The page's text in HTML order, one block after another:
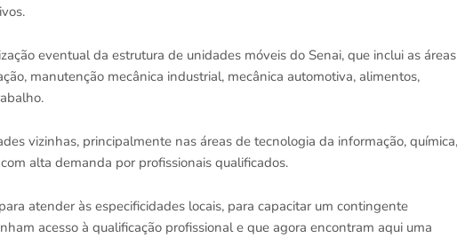
eventual da estrutura de unidades móveis do Senai, que inclui as áreas
manutenção mecânica industrial, mecânica automotiva, alimentos,
vizinhas, principalmente nas áreas de tecnologia da informação, química,
alta demanda por profissionais qualificados.
atender às especificidades locais, para capacitar um contingente
acesso à qualificação profissional e que agora encontram aqui uma